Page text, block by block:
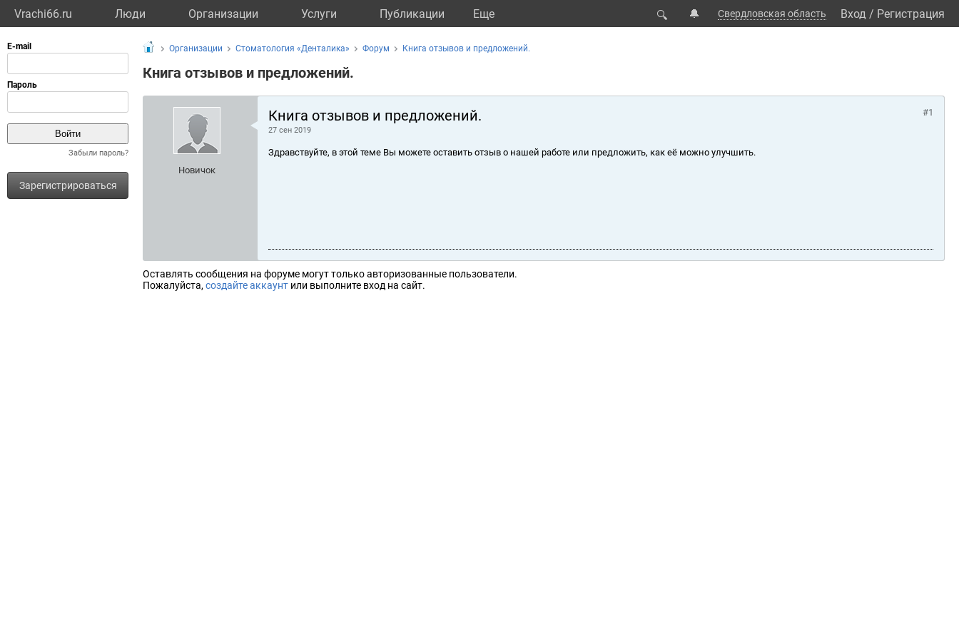
Vrachi66.ru Люди Организации Услуги Публикации Eще 🔍 🔔 Свердловская область Вход / Регистрация
Забыли пароль?
Зарегистрироваться
Организации Стоматология «Денталика» Форум Книга отзывов и предложений.
Книга отзывов и предложений.
Новичок
Книга отзывов и предложений.
27 сен 2019
#1
Здравствуйте, в этой теме Вы можете оставить отзыв о нашей работе или предложить, как её можно улучшить.
Оставлять сообщения на форуме могут только авторизованные пользователи.
Пожалуйста, создайте аккаунт или выполните вход на сайт.